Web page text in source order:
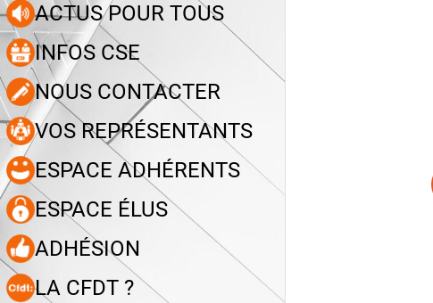
ACTUS POUR TOUS
INFOS CSE
NOUS CONTACTER
VOS REPRÉSENTANTS
ESPACE ADHÉRENTS
ESPACE ÉLUS
ADHÉSION
LA CFDT ?